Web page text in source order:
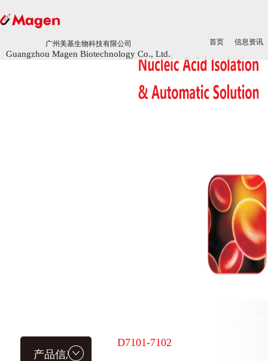
广州美基生物科技有限公司
Guangzhou Magen Biotechnology Co., Ltd.
首页 信息资讯
广州美基生物科技有限公司
Guangzhou Magen Biotechnology Co., Ltd.
首页 信息资讯
产品信息
D7101-7102